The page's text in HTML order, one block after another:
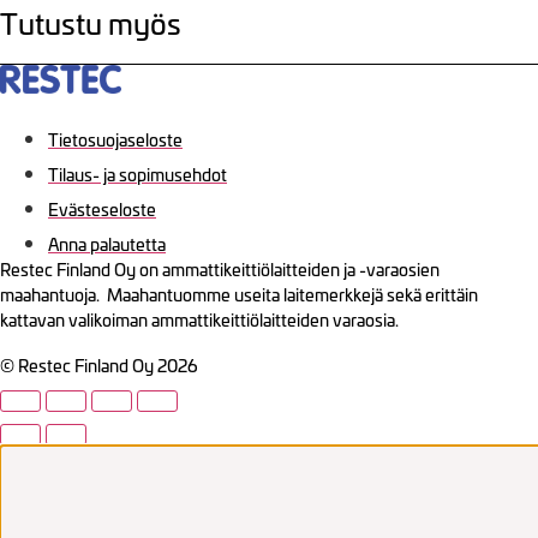
Tutustu myös
Tietosuojaseloste
Tilaus- ja sopimusehdot
Evästeseloste
Anna palautetta
Restec Finland Oy on ammattikeittiölaitteiden ja -varaosien
maahantuoja. Maahantuomme useita laitemerkkejä sekä erittäin
kattavan valikoiman ammattikeittiölaitteiden varaosia.
© Restec Finland Oy 2026